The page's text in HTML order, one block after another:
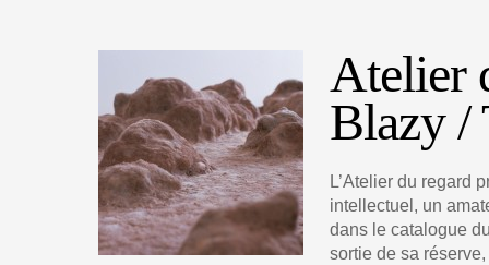
Atelier
Blazy /
L’Atelier du regard
intellectuel, un
dans le catalogue
sortie de sa